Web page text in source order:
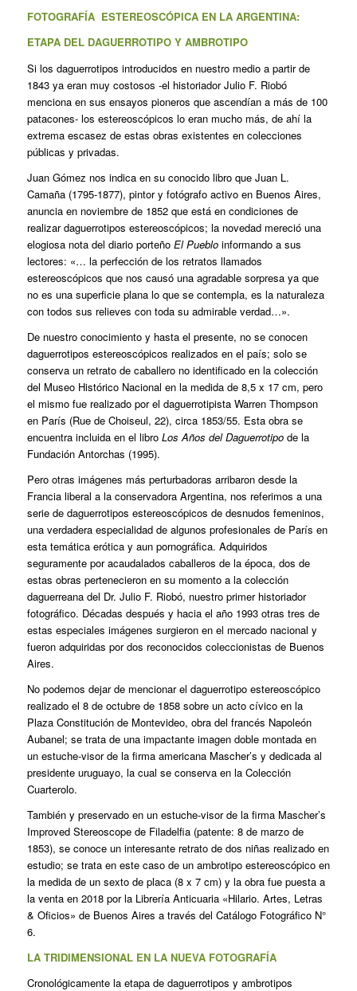
FOTOGRAFÍA ESTEREOSCÓPICA EN LA ARGENTINA:
ETAPA DEL DAGUERROTIPO Y AMBROTIPO
Si los daguerrotipos introducidos en nuestro medio a partir de
1843 ya eran muy costosos ‑el historiador Julio F. Riobó
menciona en sus ensayos pioneros que ascendían a más de 100
patacones‑ los estereoscópicos lo eran mucho más, de ahí la
extrema escasez de estas obras existentes en colecciones
públicas y privadas.
Juan Gómez nos indica en su conocido libro que Juan L.
Camaña (1795-1877), pintor y fotógrafo activo en Buenos Aires,
anuncia en noviembre de 1852 que está en condiciones de
realizar daguerrotipos estereoscópicos; la novedad mereció una
elogiosa nota del diario porteño El Puebloinformando a sus
lectores: «… la perfección de los retratos llamados
estereoscópicos que nos causó una agradable sorpresa ya que
no es una superficie plana lo que se contempla, es la naturaleza
con todos sus relieves con toda su admirable verdad…».
De nuestro conocimiento y hasta el presente, no se conocen
daguerrotipos estereoscópicos realizados en el país; solo se
conserva un retrato de caballero no identificado en la colección
del Museo Histórico Nacional en la medida de 8,5 x 17 cm, pero
el mismo fue realizado por el daguerrotipista Warren Thompson
en París (Rue de Choiseul, 22), circa 1853/55. Esta obra se
encuentra incluida en el libro Los Años del Daguerrotipode la
Fundación Antorchas (1995).
Pero otras imágenes más perturbadoras arribaron desde la
Francia liberal a la conservadora Argentina, nos referimos a una
serie de daguerrotipos estereoscópicos de desnudos femeninos,
una verdadera especialidad de algunos profesionales de París en
esta temática erótica y aun pornográfica. Adquiridos
seguramente por acaudalados caballeros de la época, dos de
estas obras pertenecieron en su momento a la colección
daguerreana del Dr. Julio F. Riobó, nuestro primer historiador
fotográfico. Décadas después y hacia el año 1993 otras tres de
estas especiales imágenes surgieron en el mercado nacional y
fueron adquiridas por dos reconocidos coleccionistas de Buenos
Aires.
No podemos dejar de mencionar el daguerrotipo estereoscópico
realizado el 8 de octubre de 1858 sobre un acto cívico en la
Plaza Constitución de Montevideo, obra del francés Napoleón
Aubanel; se trata de una impactante imagen doble montada en
un estuche-visor de la firma americana Mascher’s y dedicada al
presidente uruguayo, la cual se conserva en la Colección
Cuarterolo.
También y preservado en un estuche-visor de la firma Mascher’s
Improved Stereoscope de Filadelfia (patente: 8 de marzo de
1853), se conoce un interesante retrato de dos niñas realizado en
estudio; se trata en este caso de un ambrotipo estereoscópico en
la medida de un sexto de placa (8 x 7 cm) y la obra fue puesta a
la venta en 2018 por la Librería Anticuaria «Hilario. Artes, Letras
& Oficios» de Buenos Aires a través del Catálogo Fotográfico N°
6.
LA TRIDIMENSIONAL EN LA NUEVA FOTOGRAFÍA
Cronológicamente la etapa de daguerrotipos y ambrotipos